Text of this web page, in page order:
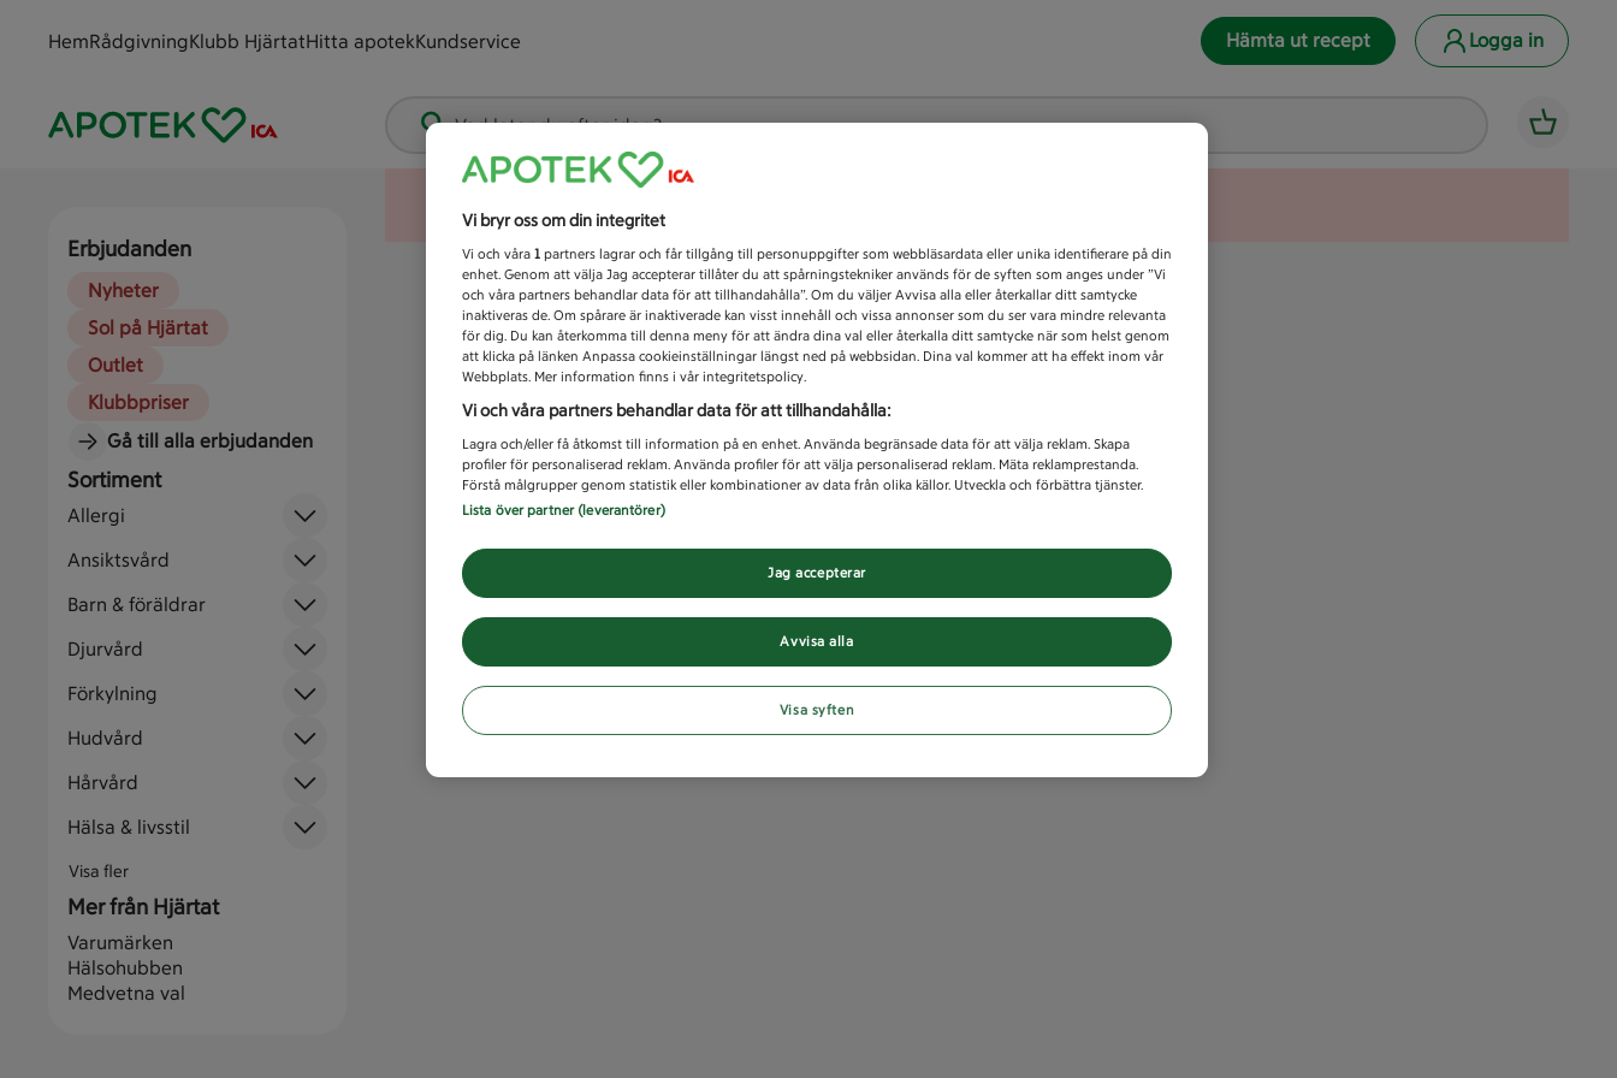
HemRådgivningKlubb HjärtatHitta apotekKundservice Hämta ut recept Logga in
Vad letar du efter idag?
Erbjudanden
Nyheter
Sol på Hjärtat
Outlet
Klubbpriser
Gå till alla erbjudanden
Sortiment
Allergi
Ansiktsvård
Barn & föräldrar
Djurvård
Förkylning
Hudvård
Hårvård
Hälsa & livsstil
Visa fler
Mer från Hjärtat
Varumärken
Hälsohubben
Medvetna val
Vi bryr oss om din integritet
Vi och våra 1 partners lagrar och får tillgång till personuppgifter som webbläsardata eller unika identifierare på din
enhet. Genom att välja Jag accepterar tillåter du att spårningstekniker används för de syften som anges under ”Vi
och våra partners behandlar data för att tillhandahålla”. Om du väljer Avvisa alla eller återkallar ditt samtycke
inaktiveras de. Om spårare är inaktiverade kan visst innehåll och vissa annonser som du ser vara mindre relevanta
för dig. Du kan återkomma till denna meny för att ändra dina val eller återkalla ditt samtycke när som helst genom
att klicka på länken Anpassa cookieinställningar längst ned på webbsidan. Dina val kommer att ha effekt inom vår
Webbplats. Mer information finns i vår integritetspolicy.
Vi och våra partners behandlar data för att tillhandahålla:
Lagra och/eller få åtkomst till information på en enhet. Använda begränsade data för att välja reklam. Skapa
profiler för personaliserad reklam. Använda profiler för att välja personaliserad reklam. Mäta reklamprestanda.
Förstå målgrupper genom statistik eller kombinationer av data från olika källor. Utveckla och förbättra tjänster.
Lista över partner (leverantörer)
Avvisa alla
Jag accepterar
Visa syften